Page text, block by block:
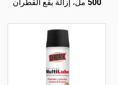
500 مل، إزالة بقع القطران
العالقة بالطرق